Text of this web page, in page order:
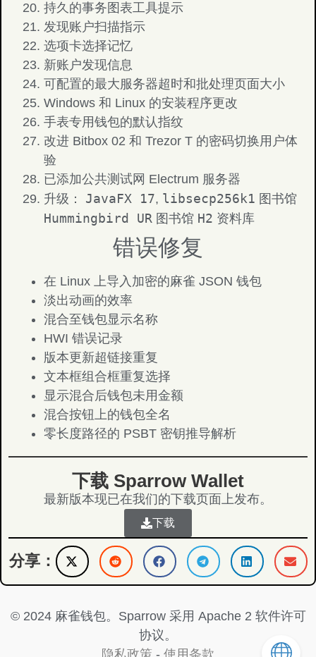
持久的事务图表工具提示
发现账户扫描指示
选项卡选择记忆
新账户发现信息
可配置的最大服务器超时和批处理页面大小
Windows 和 Linux 的安装程序更改
手表专用钱包的默认指纹
改进 Bitbox 02 和 Trezor T 的密码切换用户体
验
已添加公共测试网 Electrum 服务器
升级： JavaFX 17, libsecp256k1 图书馆
Hummingbird UR 图书馆 H2 资料库
错误修复
在 Linux 上导入加密的麻雀 JSON 钱包
淡出动画的效率
混合至钱包显示名称
HWI 错误记录
版本更新超链接重复
文本框组合框重复选择
显示混合后钱包未用金额
混合按钮上的钱包全名
零长度路径的 PSBT 密钥推导解析
下载 Sparrow Wallet
最新版本现已在我们的下载页面上发布。
下载
分享：
© 2024 麻雀钱包。Sparrow 采用 Apache 2 软件许可
协议。
隐私政策 - 使用条款